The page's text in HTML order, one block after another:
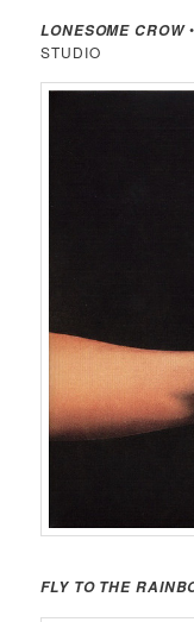
LONESOME CROW
STUDIO
FLY TO THE